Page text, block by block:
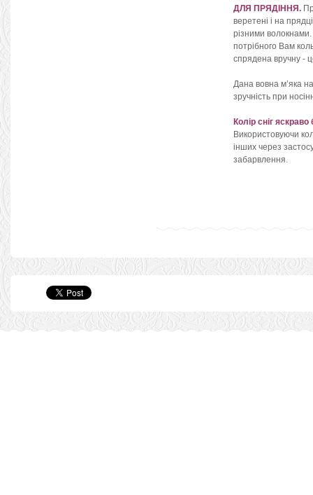
ДЛЯ ПРЯДІННЯ.
веретені і на
різними
потрібного Вам
спрядена вручну -
Дана вовна м’яка
зручність при
Колір сніг
Використовуючи
інших через
забарвлення.